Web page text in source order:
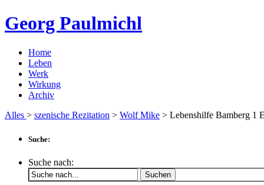
Georg Paulmichl
Home
Leben
Werk
Wirkung
Archiv
Alles > szenische Rezitation > Wolf Mike > Lebenshilfe Bamberg 1
Suche:
Suche nach:
Suchen